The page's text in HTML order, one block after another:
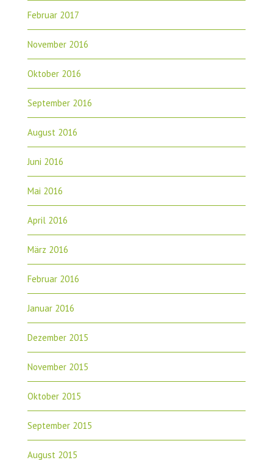
Februar 2017
November 2016
Oktober 2016
September 2016
August 2016
Juni 2016
Mai 2016
April 2016
März 2016
Februar 2016
Januar 2016
Dezember 2015
November 2015
Oktober 2015
September 2015
August 2015